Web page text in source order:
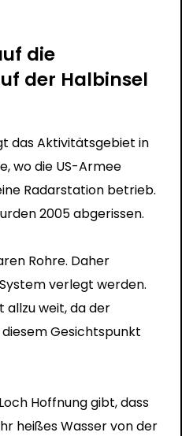
die
der Halbinsel
das Aktivitätsgebiet in
wo die US-Armee
Radarstation betrieb.
2005 abgerissen.
Rohre. Daher
verlegt werden.
allzu weit, da der
Gesichtspunkt
Hoffnung gibt, dass
heißes Wasser von der